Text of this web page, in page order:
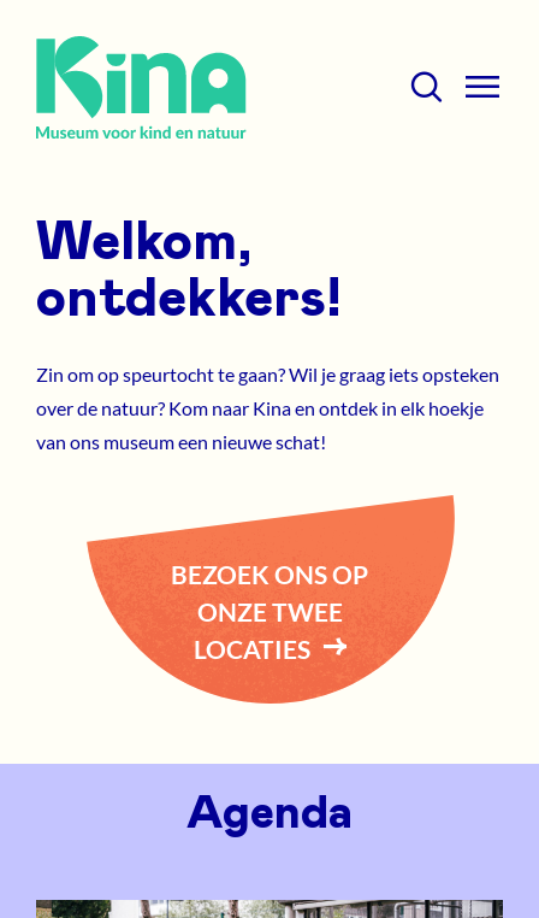
not
required
Zoeken
Mobile
Agenda
Nieuwsbrief
Werken bij Kina
Over het museum
Welkom,
ontdekkers!
Zin om op speurtocht te gaan? Wil je graag iets opsteken
over de natuur? Kom naar Kina en ontdek in elk hoekje
van ons museum een nieuwe schat!
BEZOEK ONS OP
ONZE TWEE
LOCATIES
Agenda